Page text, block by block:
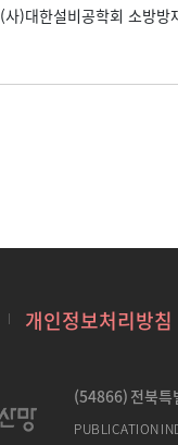
(사)대한설비공학회 소방방
개인정보처리방침
(54866) 전북특
PUBLICATION